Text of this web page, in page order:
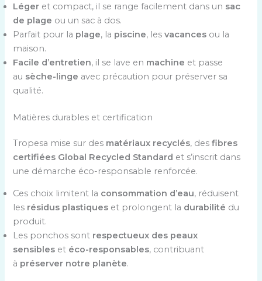
Léger et compact, il se range facilement dans un sac
de plage ou un sac à dos.
Parfait pour la plage, la piscine, lesvacances ou la
maison.
Facile d’entretien, il se lave en machine et passe
au sèche-linge avec précaution pour préserver sa
qualité.
Matières durables et certification
Tropesa mise sur des matériaux recyclés, desfibres
certifiées Global Recycled Standard et s’inscrit dans
une démarche éco-responsable renforcée.
Ces choix limitent la consommation d’eau, réduisent
les résidus plastiques et prolongent la durabilité du
produit.
Les ponchos sont respectueux des peaux
sensibles et éco-responsables, contribuant
à préserver notre planète.